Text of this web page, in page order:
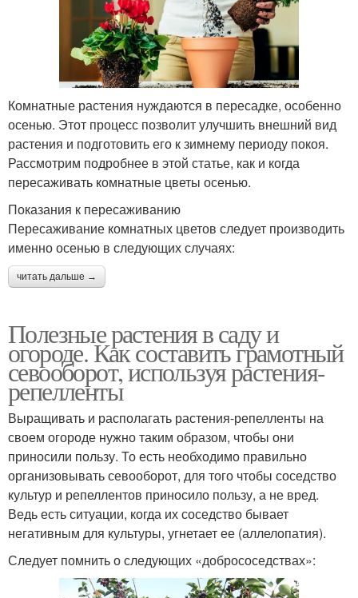
Комнатные растения нуждаются в пересадке, особенно
осенью. Этот процесс позволит улучшить внешний вид
растения и подготовить его к зимнему периоду покоя.
Рассмотрим подробнее в этой статье, как и когда
пересаживать комнатные цветы осенью.
Показания к пересаживанию
Пересаживание комнатных цветов следует производить
именно осенью в следующих случаях:
читать дальше →
Полезные растения в саду и
огороде. Как составить грамотный
севооборот, используя растения-
репелленты
Выращивать и располагать растения-репелленты на
своем огороде нужно таким образом, чтобы они
приносили пользу. То есть необходимо правильно
организовывать севооборот, для того чтобы соседство
культур и репеллентов приносило пользу, а не вред.
Ведь есть ситуации, когда их соседство бывает
негативным для культуры, угнетает ее (аллелопатия).
Следует помнить о следующих «добрососедствах»: